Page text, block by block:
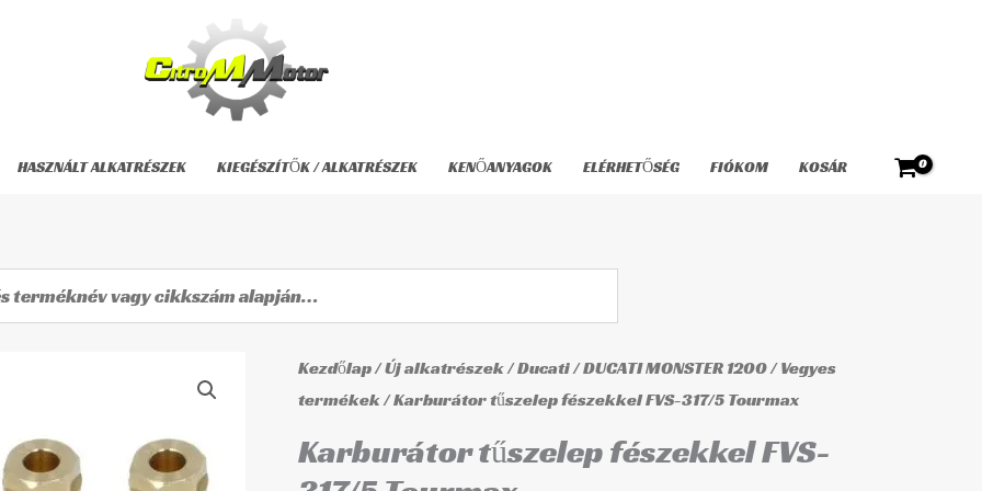
HASZNÁLT ALKATRÉSZEK KIEGÉSZÍTŐK / ALKATRÉSZEK KENŐANYAGOK ELÉRHETŐSÉG FIÓKOM KOSÁR
Kezdőlap/Új alkatrészek/Ducati/DUCATI MONSTER 1200/Vegyes
termékek/ Karburátor tűszelep fészekkel FVS-317/5 Tourmax
Karburátor tűszelep fészekkel FVS-
Karburátor
tűszelep
fészekkel
FVS-